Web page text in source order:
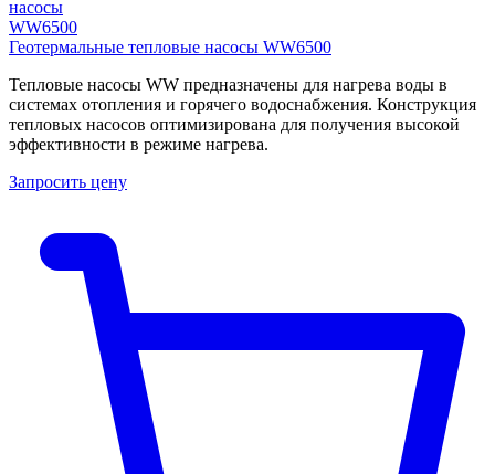
Геотермальные тепловые насосы WW6500
Тепловые насосы WW предназначены для нагрева воды в
системах отопления и горячего водоснабжения. Конструкция
тепловых насосов оптимизирована для получения высокой
эффективности в режиме нагрева.
Запросить цену